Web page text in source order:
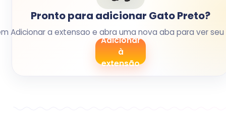
Pronto para adicionar Gato Preto?
Adicionar a extensao e abra uma nova aba para ver
Adicionar
à
extensão